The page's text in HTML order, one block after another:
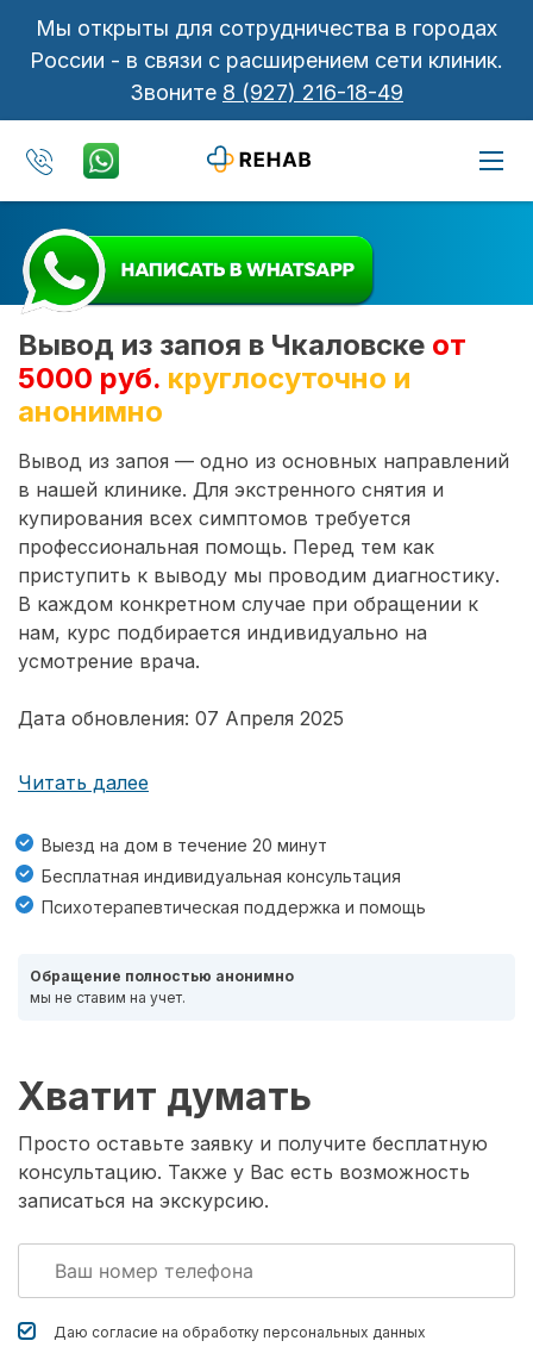
Мы открыты для сотрудничества в городах
России - в связи с расширением сети клиник.
Звоните 8 (927) 216-18-49
Вывод из запоя в Чкаловске от
5000 руб. круглосуточно и
анонимно
Вывод из запоя — одно из основных направлений
в нашей клинике. Для экстренного снятия и
купирования всех симптомов требуется
профессиональная помощь. Перед тем как
приступить к выводу мы проводим диагностику.
В каждом конкретном случае при обращении к
нам, курс подбирается индивидуально на
усмотрение врача.
Дата обновления: 07 Апреля 2025
Читать далее
Выезд на дом в течение 20 минут
Бесплатная индивидуальная консультация
Психотерапевтическая поддержка и помощь
Обращение полностью анонимно
мы не ставим на учет.
Хватит думать
Просто оставьте заявку и получите бесплатную
консультацию. Также у Вас есть возможность
записаться на экскурсию.
Даю согласие на обработку персональных данных